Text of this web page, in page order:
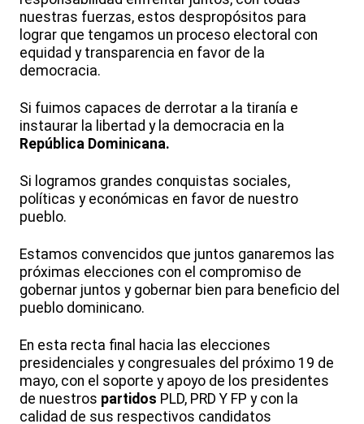
nuestras fuerzas, estos despropósitos para
lograr que tengamos un proceso electoral con
equidad y transparencia en favor de la
democracia.
Si fuimos capaces de derrotar a la tiranía e
instaurar la libertad y la democracia en la
República Dominicana.
Si logramos grandes conquistas sociales,
políticas y económicas en favor de nuestro
pueblo.
Estamos convencidos que juntos ganaremos las
próximas elecciones con el compromiso de
gobernar juntos y gobernar bien para beneficio del
pueblo dominicano.
En esta recta final hacia las elecciones
presidenciales y congresuales del próximo 19 de
mayo, con el soporte y apoyo de los presidentes
de nuestros partidos PLD, PRD Y FP y con la
calidad de sus respectivos candidatos